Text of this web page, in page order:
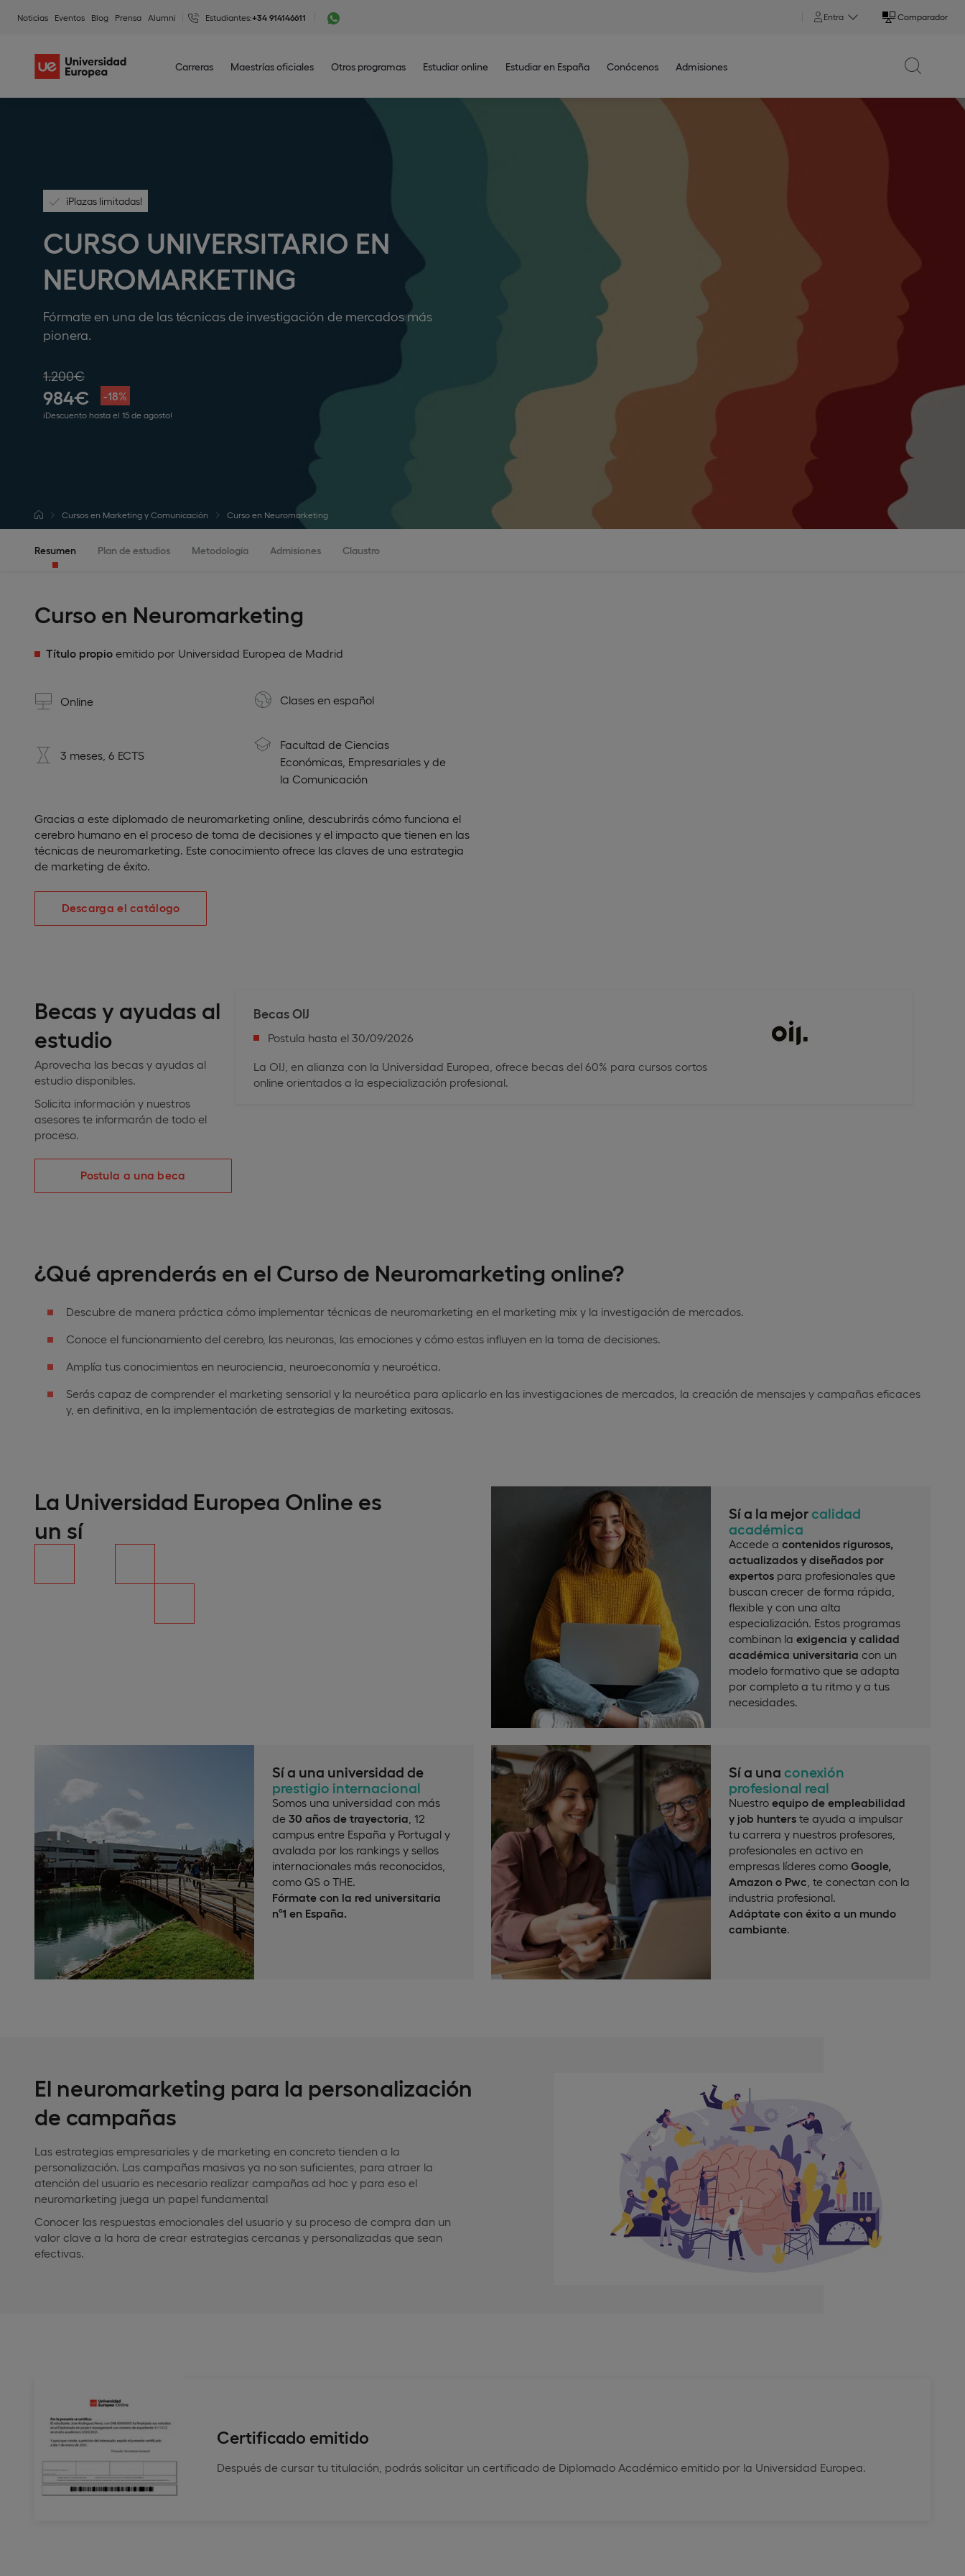
Noticias Eventos Blog Prensa Alumni Estudiantes:+34 914146611 Entra Comparador
Carreras Maestrías oficiales Otros programas Estudiar online Estudiar en España Conócenos Admisiones
¡Plazas limitadas!
CURSO UNIVERSITARIO EN
NEUROMARKETING
Fórmate en una de las técnicas de investigación de mercados más
pionera.
1.200€
984€ -18%
¡Descuento hasta el 15 de agosto!
Cursos en Marketing y Comunicación Curso en Neuromarketing
Resumen Plan de estudios Metodología Admisiones Claustro
Curso en Neuromarketing
Título propio emitido por Universidad Europea de Madrid
Online Clases en español
3 meses, 6 ECTS
Facultad de Ciencias
Económicas, Empresariales y de
la Comunicación
Gracias a este diplomado de neuromarketing online, descubrirás cómo funciona el
cerebro humano en el proceso de toma de decisiones y el impacto que tienen en las
técnicas de neuromarketing. Este conocimiento ofrece las claves de una estrategia
de marketing de éxito.
Descarga el catálogo
Becas y ayudas al
estudio
Aprovecha las becas y ayudas al
estudio disponibles.
Solicita información y nuestros
asesores te informarán de todo el
proceso.
Postula a una beca
Becas OIJ
Postula hasta el 30/09/2026
La OIJ, en alianza con la Universidad Europea, ofrece becas del 60% para cursos cortos
online orientados a la especialización profesional.
¿Qué aprenderás en el Curso de Neuromarketing online?
Descubre de manera práctica cómo implementar técnicas de neuromarketing en el marketing mix y la investigación de mercados.
Conoce el funcionamiento del cerebro, las neuronas, las emociones y cómo estas influyen en la toma de decisiones.
Amplía tus conocimientos en neurociencia, neuroeconomía y neuroética.
Serás capaz de comprender el marketing sensorial y la neuroética para aplicarlo en las investigaciones de mercados, la creación de mensajes y campañas eficaces
y, en definitiva, en la implementación de estrategias de marketing exitosas.
La Universidad Europea Online es
un sí
Sí a la mejorcalidad
académica
Accede a contenidos rigurosos,
actualizados y diseñados por
expertos para profesionales que
buscan crecer de forma rápida,
flexible y con una alta
especialización. Estos programas
combinan la exigencia y calidad
académica universitaria con un
modelo formativo que se adapta
por completo a tu ritmo y a tus
necesidades.
Sí a una universidad de
prestigio internacional
Somos una universidad con más
de 30 años de trayectoria , 12
campus entre España y Portugal y
avalada por los rankings y sellos
internacionales más reconocidos,
como QS o THE.
Fórmate con la red universitaria
nº1 en España.
Sí a una conexión
profesional real
Nuestro equipo de empleabilidad
y job hunters te ayuda a impulsar
tu carrera y nuestros profesores,
profesionales en activo en
empresas líderes como Google,
Amazon o Pwc , te conectan con la
industria profesional.
Adáptate con éxito a un mundo
cambiante.
El neuromarketing para la personalización
de campañas
Las estrategias empresariales y de marketing en concreto tienden a la
personalización. Las campañas masivas ya no son suficientes, para atraer la
atención del usuario es necesario realizar campañas ad hoc y para eso el
neuromarketing juega un papel fundamental
Conocer las respuestas emocionales del usuario y su proceso de compra dan un
valor clave a la hora de crear estrategias cercanas y personalizadas que sean
efectivas.
Certificado emitido
Después de cursar tu titulación, podrás solicitar un certificado de Diplomado Académico emitido por la Universidad Europea.